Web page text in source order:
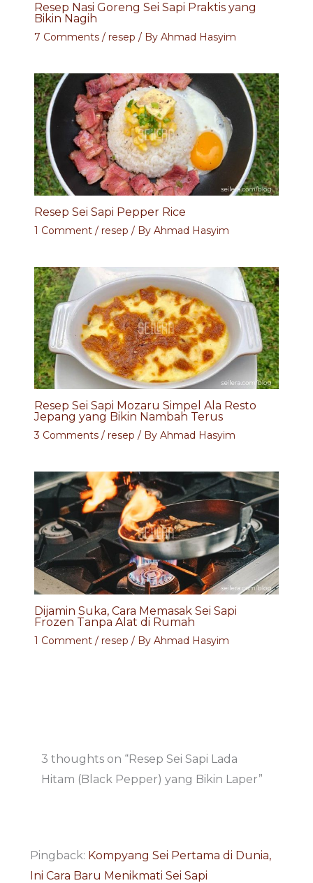
Resep Nasi Goreng Sei Sapi Praktis yang
Bikin Nagih
7 Comments / resep / By Ahmad Hasyim
Resep Sei Sapi Pepper Rice
1 Comment / resep / By Ahmad Hasyim
Resep Sei Sapi Mozaru Simpel Ala Resto
Jepang yang Bikin Nambah Terus
3 Comments / resep / By Ahmad Hasyim
Dijamin Suka, Cara Memasak Sei Sapi
Frozen Tanpa Alat di Rumah
1 Comment / resep / By Ahmad Hasyim
3 thoughts on “Resep Sei Sapi Lada
Hitam (Black Pepper) yang Bikin Laper”
Pingback: Kompyang Sei Pertama di Dunia,
Ini Cara Baru Menikmati Sei Sapi